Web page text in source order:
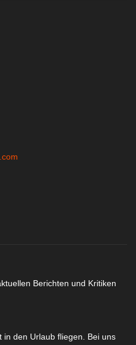
Berichten und Kritiken
in den Urlaub fliegen. Bei uns